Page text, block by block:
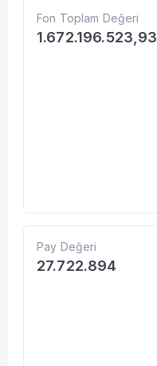
Fon Toplam Değeri
1.672.196.523,93
Pay Değeri
27.722.894